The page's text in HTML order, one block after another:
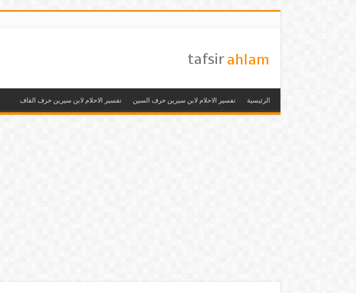
الرئيسية تفسير الاحلام لابن سيرين حرف السين تفسير الاحلام لابن سيرين حرف القاف